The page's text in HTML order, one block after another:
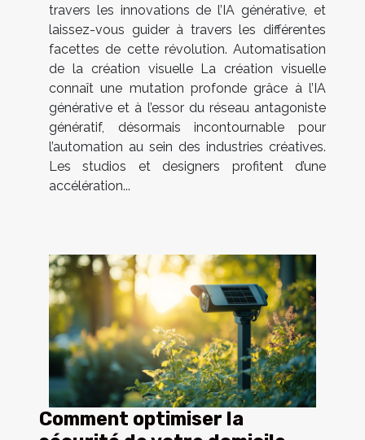
travers les innovations de l’IA générative, et
laissez-vous guider à travers les différentes
facettes de cette révolution. Automatisation
de la création visuelle La création visuelle
connaît une mutation profonde grâce à l’IA
générative et à l’essor du réseau antagoniste
génératif, désormais incontournable pour
l’automation au sein des industries créatives.
Les studios et designers profitent d’une
accélération...
Comment optimiser la